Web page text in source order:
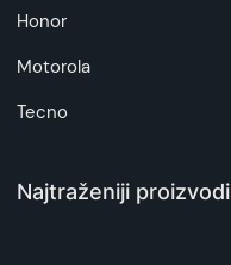
Honor
Motorola
Tecno
Najtraženiji proizvodi